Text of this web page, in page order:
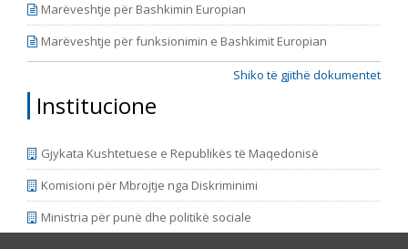
Marëveshtje për Bashkimin Europian
Marëveshtje për funksionimin e Bashkimit Europian
Shiko të gjithë dokumentet
Institucione
Gjykata Kushtetuese e Republikës të Maqedonisë
Komisioni për Mbrojtje nga Diskriminimi
Ministria për punë dhe politikë sociale